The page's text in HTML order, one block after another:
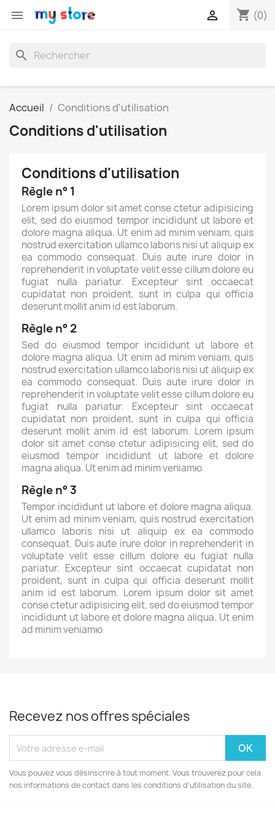
 shopping_cart (0)

search
Accueil Conditions d'utilisation
Conditions d'utilisation
Conditions d'utilisation
Règle n° 1
Lorem ipsum dolor sit amet conse ctetur adipisicing
elit, sed do eiusmod tempor incididunt ut labore et
dolore magna aliqua. Ut enim ad minim veniam, quis
nostrud exercitation ullamco laboris nisi ut aliquip ex
ea commodo consequat. Duis aute irure dolor in
reprehenderit in voluptate velit esse cillum dolore eu
fugiat nulla pariatur. Excepteur sint occaecat
cupidatat non proident, sunt in culpa qui officia
deserunt mollit anim id est laborum.
Règle n° 2
Sed do eiusmod tempor incididunt ut labore et
dolore magna aliqua. Ut enim ad minim veniam, quis
nostrud exercitation ullamco laboris nisi ut aliquip ex
ea commodo consequat. Duis aute irure dolor in
reprehenderit in voluptate velit esse cillum dolore eu
fugiat nulla pariatur. Excepteur sint occaecat
cupidatat non proident, sunt in culpa qui officia
deserunt mollit anim id est laborum. Lorem ipsum
dolor sit amet conse ctetur adipisicing elit, sed do
eiusmod tempor incididunt ut labore et dolore
magna aliqua. Ut enim ad minim veniamю
Règle n° 3
Tempor incididunt ut labore et dolore magna aliqua.
Ut enim ad minim veniam, quis nostrud exercitation
ullamco laboris nisi ut aliquip ex ea commodo
consequat. Duis aute irure dolor in reprehenderit in
voluptate velit esse cillum dolore eu fugiat nulla
pariatur. Excepteur sint occaecat cupidatat non
proident, sunt in culpa qui officia deserunt mollit
anim id est laborum. Lorem ipsum dolor sit amet
conse ctetur adipisicing elit, sed do eiusmod tempor
incididunt ut labore et dolore magna aliqua. Ut enim
ad minim veniamю
Recevez nos offres spéciales
Vous pouvez vous désinscrire à tout moment. Vous trouverez pour cela
nos informations de contact dans les conditions d'utilisation du site.